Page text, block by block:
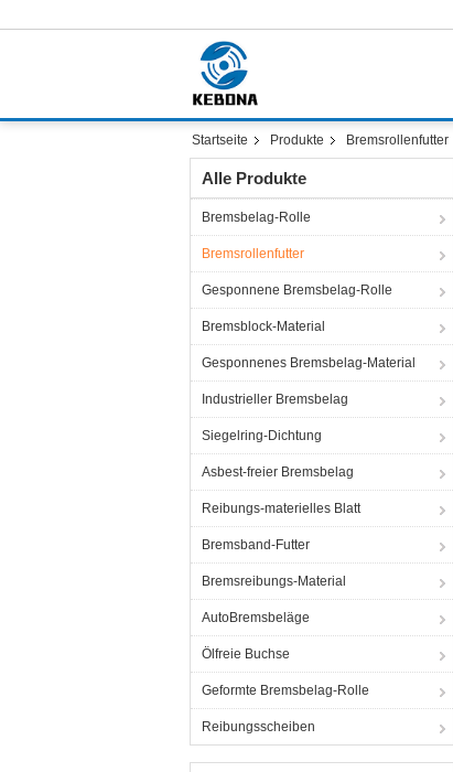
Startseite Produkte Bremsrollenfutter
Alle Produkte
Bremsbelag-Rolle
Bremsrollenfutter
Gesponnene Bremsbelag-Rolle
Bremsblock-Material
Gesponnenes Bremsbelag-Material
Industrieller Bremsbelag
Siegelring-Dichtung
Asbest-freier Bremsbelag
Reibungs-materielles Blatt
Bremsband-Futter
Bremsreibungs-Material
AutoBremsbeläge
Ölfreie Buchse
Geformte Bremsbelag-Rolle
Reibungsscheiben